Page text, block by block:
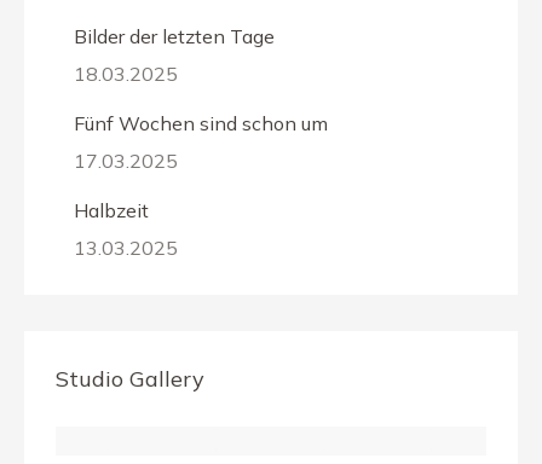
Bilder der letzten Tage
18.03.2025
Fünf Wochen sind schon um
17.03.2025
Halbzeit
13.03.2025
Studio Gallery